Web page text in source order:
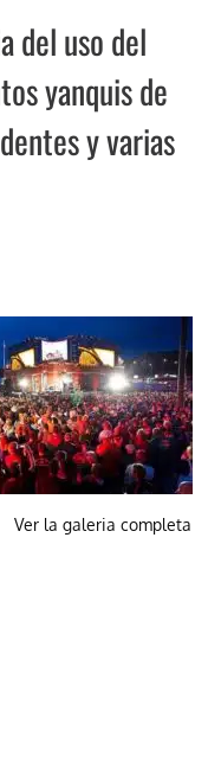
del uso del
yanquis de
y varias
Ver la galeria completa